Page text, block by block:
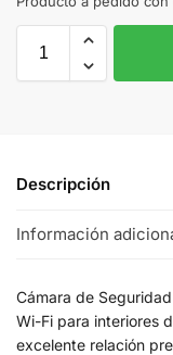
Descripción
Información
Cámara de
Wi-Fi para interiores
excelente relación